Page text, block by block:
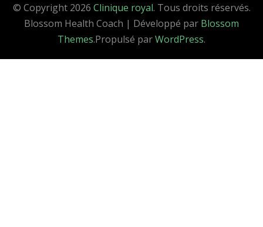
© Copyright 2026 Clinique royal. Tous droits réservés.
Blossom Health Coach | Développé par Blossom
Themes.Propulsé parWordPress.